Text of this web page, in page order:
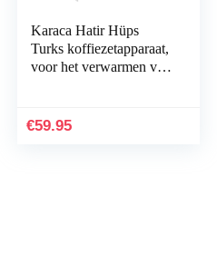
Karaca Hatir Hüps
Turks koffiezetapparaat,
voor het verwarmen van
melk, warme
€59.95